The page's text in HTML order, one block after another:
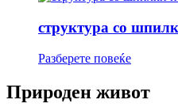
структура со
Разберете повеќе
Природен живот